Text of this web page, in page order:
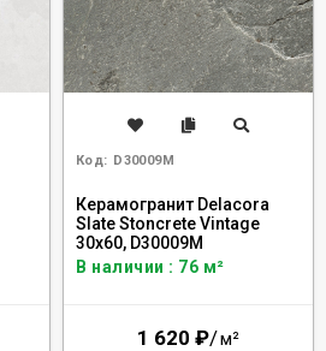
Код: D30009M
Керамогранит Delacora
Slate Stoncrete Vintage
30x60, D30009M
В наличии : 76 м²
1 620 ₽/м²